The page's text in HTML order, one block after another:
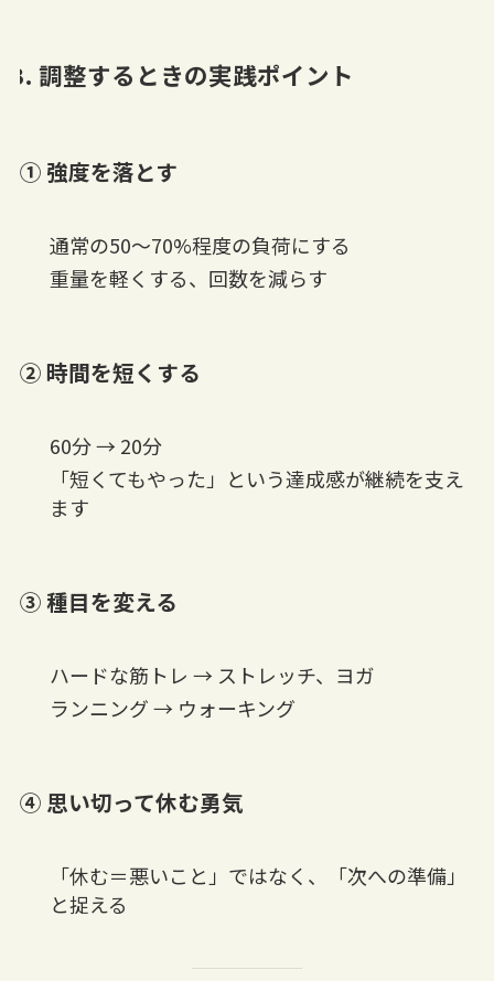
3. 調整するときの実践ポイント
① 強度を落とす
通常の50〜70%程度の負荷にする
重量を軽くする、回数を減らす
② 時間を短くする
60分 → 20分
「短くてもやった」という達成感が継続を支え
ます
③ 種目を変える
ハードな筋トレ → ストレッチ、ヨガ
ランニング → ウォーキング
④ 思い切って休む勇気
「休む＝悪いこと」ではなく、「次への準備」
と捉える